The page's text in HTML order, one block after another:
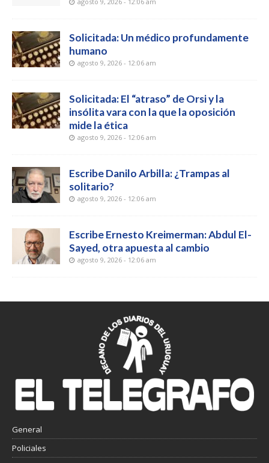
Solicitada: Un médico profundamente
humano
agosto 9, 2026 - 12:06 am
Solicitada: El “atraso” de Orsi y la
insólita vara con la que la oposición
mide la ética
agosto 9, 2026 - 12:06 am
Escribe Danilo Arbilla: ¿Trampas al
solitario?
agosto 9, 2026 - 12:06 am
Escribe Ernesto Kreimerman: Abdul El-
Sayed, otra apuesta al cambio
agosto 9, 2026 - 12:06 am
General
Policiales